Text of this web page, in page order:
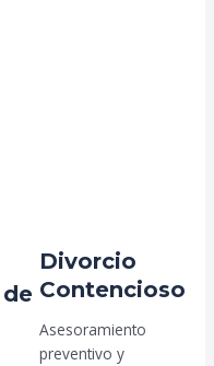
Divorcio
Contencioso
Asesoramiento
preventivo y